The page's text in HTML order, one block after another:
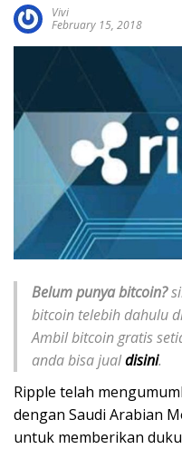
Vivi
February 15, 2018
Belum punya bitcoin?
bitcoin telebih dahulu
Ambil bitcoin gratis
anda bisa jualdisini.
Ripple telah
dengan Saudi Arabian
untuk memberikan